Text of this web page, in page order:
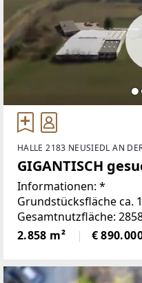
HALLE 2183 NEUSIEDL AN
GIGANTISCH
Informationen: *
Grundstücksfläche ca.
Gesamtnutzfläche: 2858,13 m² * Büros,
Grundstück -
2.858 m² €